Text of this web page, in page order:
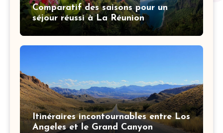
Comparatif des saisons pour un
séjour réussi à La Réunion
Itinéraires incontournables entre Los
Angeles et le Grand Canyon